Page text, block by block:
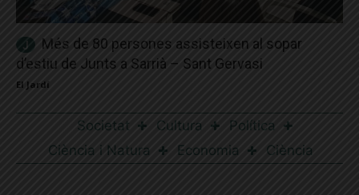
Més de 80 persones assisteixen al sopar
d’estiu de Junts a Sarrià – Sant Gervasi
El Jardí
Societat Cultura
Política
Ciència i Natura
Economia Ciència